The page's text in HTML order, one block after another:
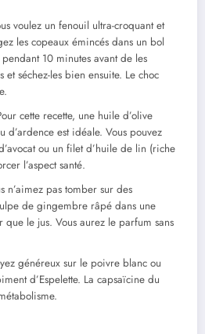
voulez un fenouil ultra-croquant et
les copeaux émincés dans un bol
10 minutes avant de les
et séchez-les bien ensuite. Le choc
cette recette, une huile d’olive
d’ardence est idéale. Vous pouvez
ou un filet d’huile de lin (riche
l’aspect santé.
n’aimez pas tomber sur des
de gingembre râpé dans une
que le jus. Vous aurez le parfum sans
généreux sur le poivre blanc ou
d’Espelette. La capsaïcine du